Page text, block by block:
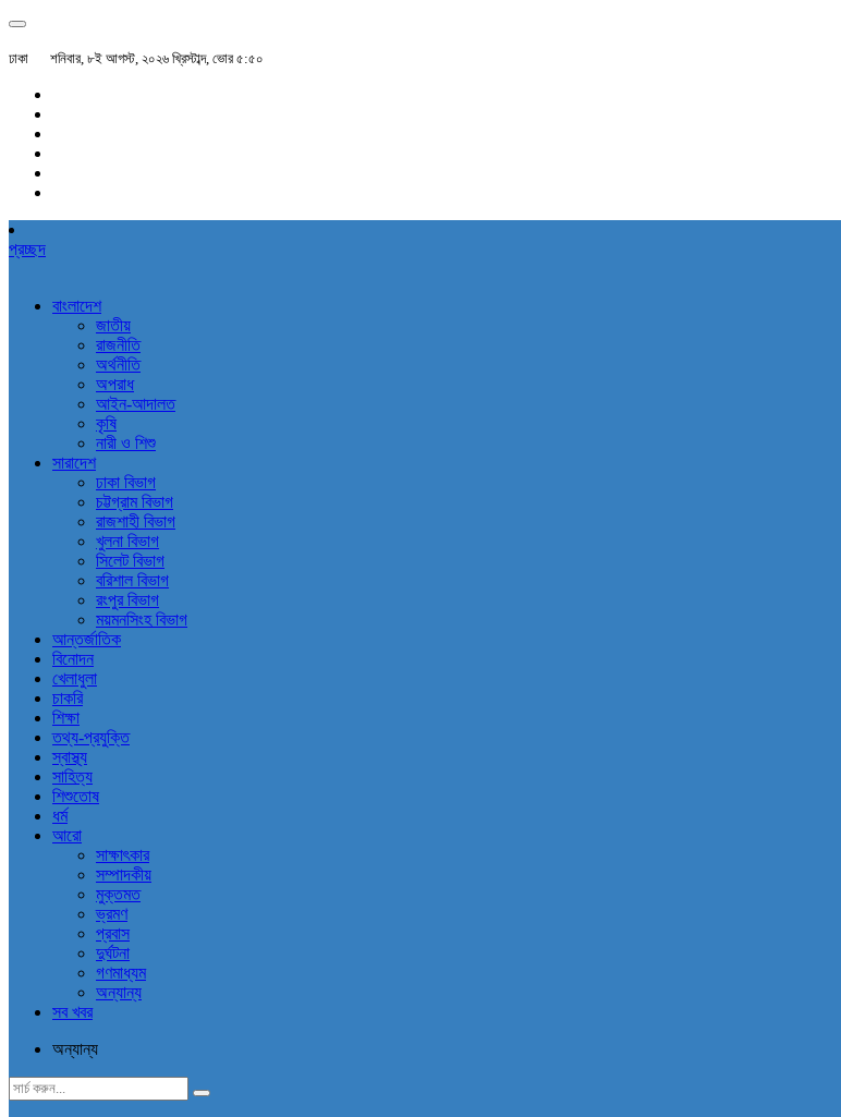
ঢাকা শনিবার, ৮ই আগস্ট, ২০২৬ খ্রিস্টাব্দ, ভোর ৫:৫০
প্রচ্ছদ
বাংলাদেশ
জাতীয়
রাজনীতি
অর্থনীতি
অপরাধ
আইন-আদালত
কৃষি
নারী ও শিশু
সারাদেশ
ঢাকা বিভাগ
চট্টগ্রাম বিভাগ
রাজশাহী বিভাগ
খুলনা বিভাগ
সিলেট বিভাগ
বরিশাল বিভাগ
রংপুর বিভাগ
ময়মনসিংহ বিভাগ
আন্তর্জাতিক
বিনোদন
খেলাধুলা
চাকরি
শিক্ষা
তথ্য-প্রযুক্তি
স্বাস্থ্য
সাহিত্য
শিশুতোষ
ধর্ম
আরো
সাক্ষাৎকার
সম্পাদকীয়
মুক্তমত
ভ্রমণ
প্রবাস
দুর্ঘটনা
গণমাধ্যম
অন্যান্য
সব খবর
অন্যান্য